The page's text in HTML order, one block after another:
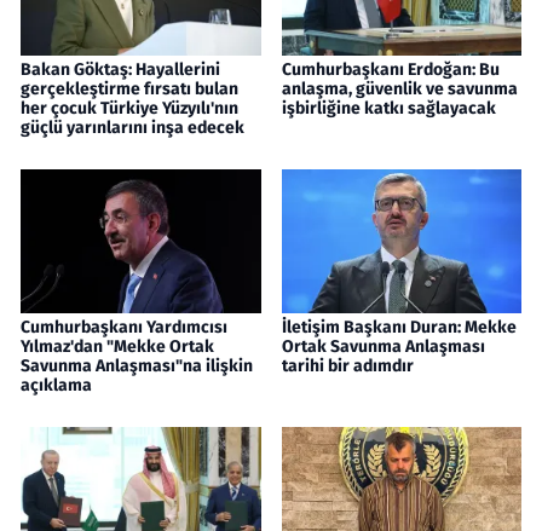
Bakan Göktaş: Hayallerini
gerçekleştirme fırsatı bulan
her çocuk Türkiye Yüzyılı'nın
güçlü yarınlarını inşa edecek
Cumhurbaşkanı Erdoğan: Bu
anlaşma, güvenlik ve savunma
işbirliğine katkı sağlayacak
Cumhurbaşkanı Yardımcısı
Yılmaz'dan "Mekke Ortak
Savunma Anlaşması"na ilişkin
açıklama
İletişim Başkanı Duran: Mekke
Ortak Savunma Anlaşması
tarihi bir adımdır